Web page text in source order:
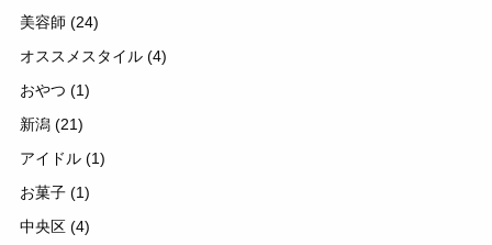
美容師 (24)
オススメスタイル (4)
おやつ (1)
新潟 (21)
アイドル (1)
お菓子 (1)
中央区 (4)